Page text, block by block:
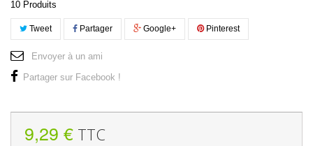
10 Produits
Tweet Partager Google+ Pinterest
Envoyer à un ami
Partager sur Facebook !
9,29 € TTC